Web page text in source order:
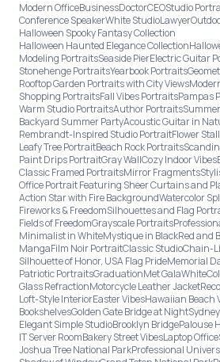
Modern OfficeBusinessDoctorCEOStudio
Conference SpeakerWhite StudioLawyer
Halloween Spooky Fantasy Collection
Halloween Haunted Elegance Collection
Modeling PortraitsSeaside PierElectric Guitar
Stonehenge PortraitsYearbook Portraits
Rooftop Garden Portraits with City Views
Shopping PortraitsFall Vibes PortraitsPampas
Warm Studio PortraitsAuthor Portraits
Backyard Summer PartyAcoustic Guitar in
Rembrandt-Inspired Studio PortraitFlower
Leafy Tree PortraitBeach Rock Portraits
Paint Drips PortraitGray WallCozy Indoor Vibes
Classic Framed PortraitsMirror Fragments
Office Portrait Featuring Sheer Curtains and
Action Star with Fire BackgroundWatercolor
Fireworks & FreedomSilhouettes and Flag
Fields of FreedomGrayscale Portraits
Minimalist in WhiteMystique in BlackRed and
MangaFilm Noir PortraitClassic StudioChain-
Silhouette of Honor, USA Flag PrideMemorial
Patriotic PortraitsGraduationMet GalaWhite
Glass RefractionMotorcycle Leather Jacket
Loft-Style InteriorEaster VibesHawaiian Beach
BookshelvesGolden Gate Bridge at Night
Elegant Simple StudioBrooklyn BridgePalouse
IT Server RoomBakery Street VibesLaptop Office
Joshua Tree National ParkProfessional